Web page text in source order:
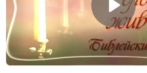
Дух Святой - Наш Утешитель.
Деяния апостолов 9:36-42
Исцеление хоромого Петром, или
Кто лечит больных на самом
деле? Деяния апостолов 3:1-16